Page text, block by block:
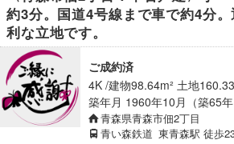
約3分。国道4号線まで車で約4分
利な立地です。
4K 建物98.64m² 土地
築年月 1960年10月（築65年
青森県青森市佃2丁目
青い森鉄道 東青森駅 徒歩
ご成約済